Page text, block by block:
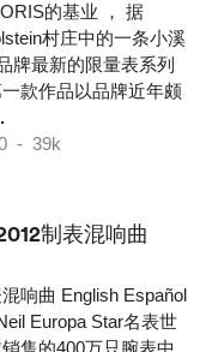
的基业 ， 据
村庄中的一条小溪
牌最新的限量表系列
款作品以品牌近年颇
- 39k
制表混响曲
响曲 English Español
Europa Star名表世
售的400万只腕表中